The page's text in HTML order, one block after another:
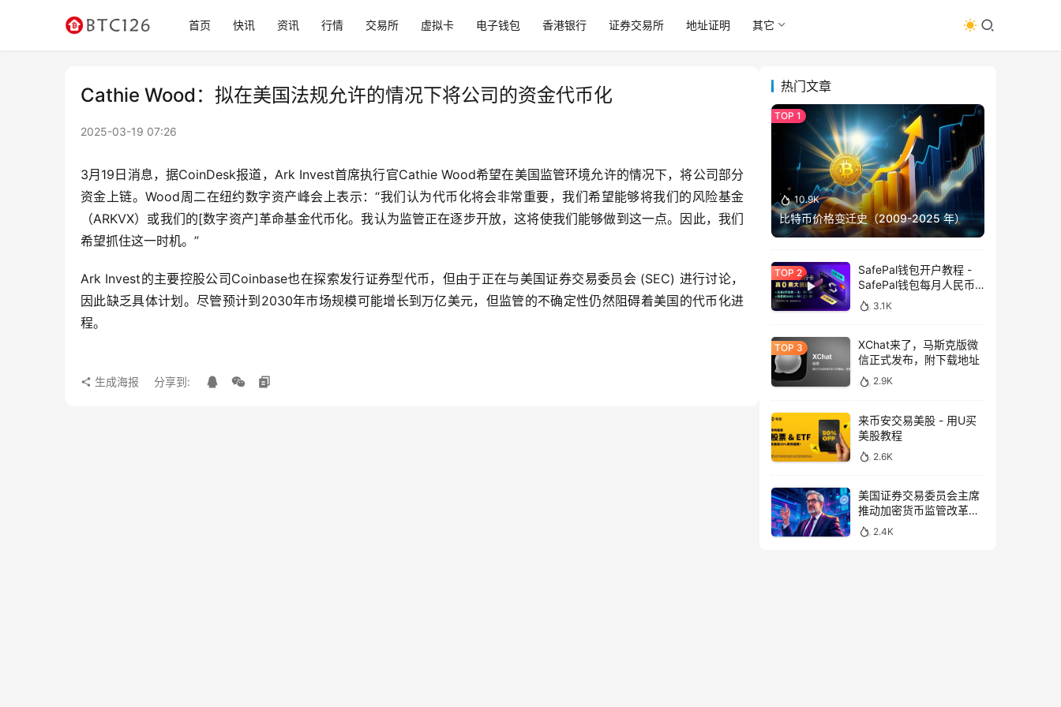
首页 快讯 资讯 行情 交易所 虚拟卡 电子钱包 香港银行 证券交易所 地址证明 其它
Cathie Wood：拟在美国法规允许的情况下将公司的资金代币化
2025-03-19 07:26
3月19日消息，据CoinDesk报道，Ark Invest首席执行官Cathie Wood希望在美国监管环境允许的情况下，将公司部分
资金上链。Wood周二在纽约数字资产峰会上表示：“我们认为代币化将会非常重要，我们希望能够将我们的风险基金
（ARKVX）或我们的[数字资产]革命基金代币化。我认为监管正在逐步开放，这将使我们能够做到这一点。因此，我们
希望抓住这一时机。”
Ark Invest的主要控股公司Coinbase也在探索发行证券型代币，但由于正在与美国证券交易委员会 (SEC) 进行讨论，
因此缺乏具体计划。尽管预计到2030年市场规模可能增长到万亿美元，但监管的不确定性仍然阻碍着美国的代币化进
程。
生成海报 分享到:
热门文章
10.9K
比特币价格变迁史（2009-2025 年）
SafePal钱包开户教程 -
SafePal钱包每月人民币
消费前666U享受汇损补
贴
3.1K
XChat来了，马斯克版微
信正式发布，附下载地址
2.9K
来币安交易美股 - 用U买
美股教程
2.6K
美国证券交易委员会主席
推动加密货币监管改革，
力求未来验证
2.4K